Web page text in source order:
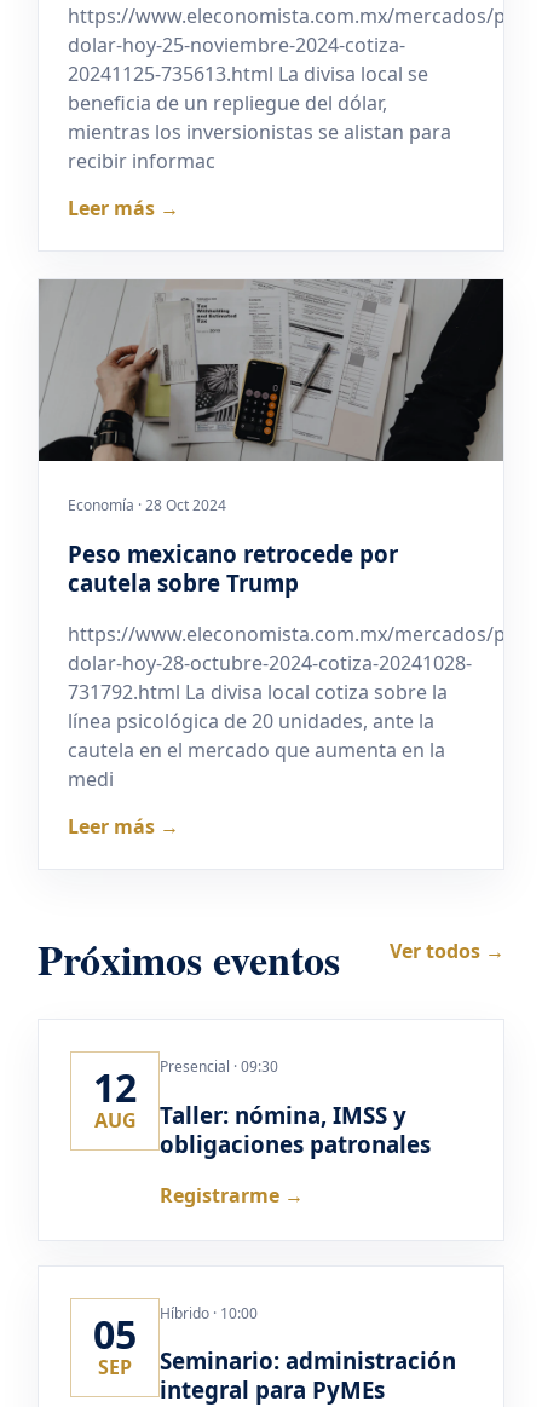
https://www.eleconomista.com.mx/mercados/
dolar-hoy-25-noviembre-2024-cotiza-
20241125-735613.html La divisa local se
beneficia de un repliegue del dólar,
mientras los inversionistas se alistan para
recibir informac
Leer más →
Economía · 28 Oct 2024
Peso mexicano retrocede por
cautela sobre Trump
https://www.eleconomista.com.mx/mercados/
dolar-hoy-28-octubre-2024-cotiza-20241028-
731792.html La divisa local cotiza sobre la
línea psicológica de 20 unidades, ante la
cautela en el mercado que aumenta en la
medi
Leer más →
Próximos eventos Ver todos →
12
AUG
Presencial · 09:30
Taller: nómina, IMSS y
obligaciones patronales
Registrarme →
05
SEP
Híbrido · 10:00
Seminario: administración
integral para PyMEs